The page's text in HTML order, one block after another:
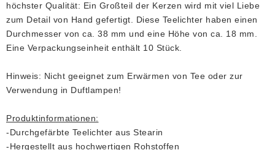
höchster Qualität: Ein Großteil der Kerzen wird mit viel Liebe
zum Detail von Hand gefertigt. Diese Teelichter haben einen
Durchmesser von ca. 38 mm und eine Höhe von ca. 18 mm.
Eine Verpackungseinheit enthält 10 Stück.
Hinweis: Nicht geeignet zum Erwärmen von Tee oder zur
Verwendung in Duftlampen!
Produktinformationen:
-Durchgefärbte Teelichter aus Stearin
-Hergestellt aus hochwertigen Rohstoffen